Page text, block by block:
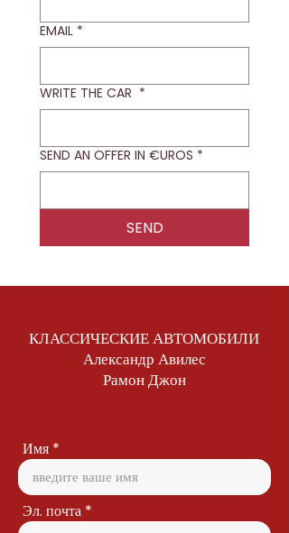
EMAIL *
WRITE THE CAR *
SEND AN OFFER IN €UROS *
SEND
КЛАССИЧЕСКИЕ АВТОМОБИЛИ
Александр Авилес
Рамон Джон
Имя
Эл. почта